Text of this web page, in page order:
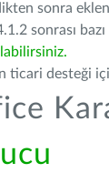
sonra
sonrası
ticari desteği